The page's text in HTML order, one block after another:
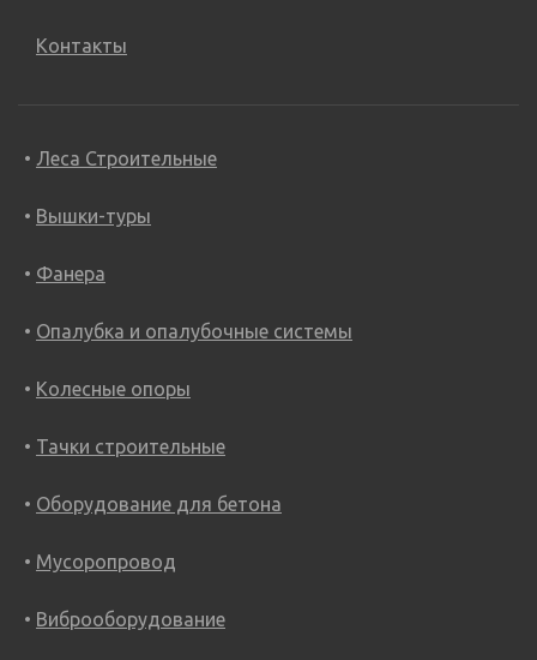
Контакты
Леса Строительные
Вышки-туры
Фанера
Опалубка и опалубочные системы
Колесные опоры
Тачки строительные
Оборудование для бетона
Мусоропровод
Виброоборудование